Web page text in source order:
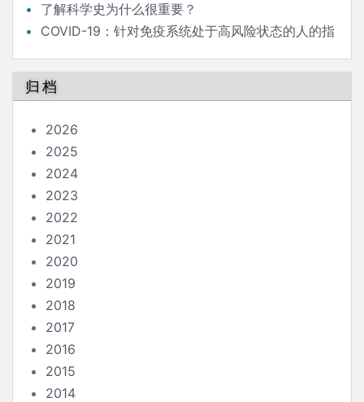
了解科学史为什么很重要？
COVID-19：针对免疫系统处于高风险状态的人的指
归档
2026
2025
2024
2023
2022
2021
2020
2019
2018
2017
2016
2015
2014